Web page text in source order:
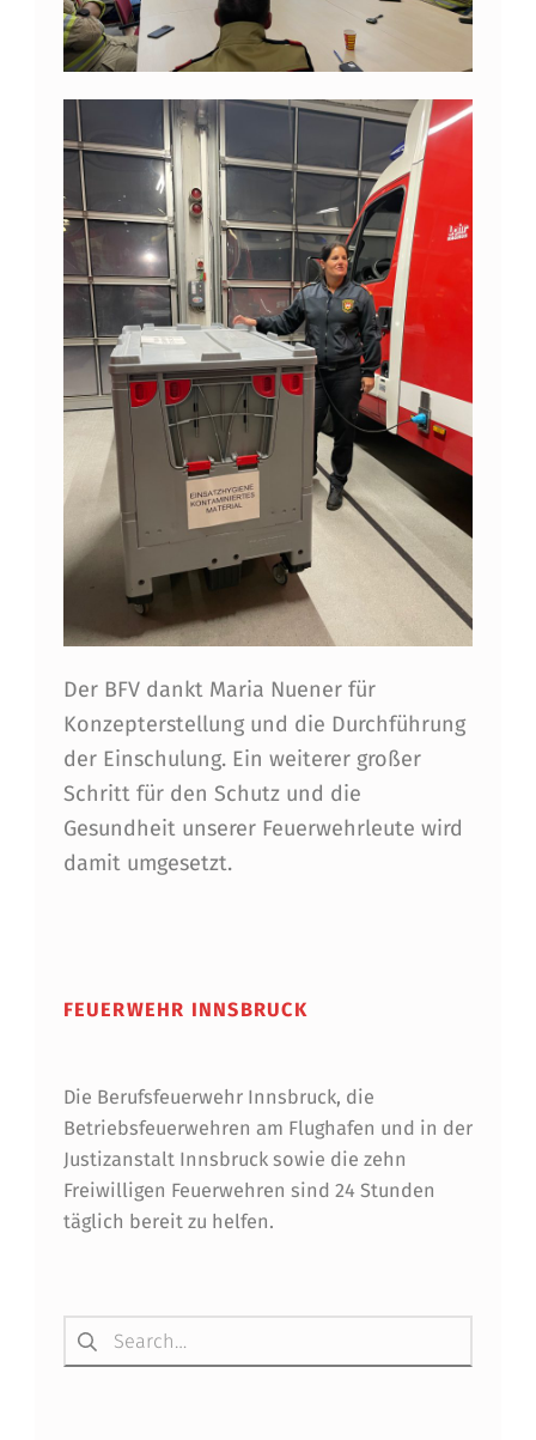
Der BFV dankt Maria Nuener für
Konzepterstellung und die Durchführung
der Einschulung. Ein weiterer großer
Schritt für den Schutz und die
Gesundheit unserer Feuerwehrleute wird
damit umgesetzt.
FEUERWEHR INNSBRUCK
Die Berufsfeuerwehr Innsbruck, die
Betriebsfeuerwehren am Flughafen und in der
Justizanstalt Innsbruck sowie die zehn
Freiwilligen Feuerwehren sind 24 Stunden
täglich bereit zu helfen.
Suchen nach: